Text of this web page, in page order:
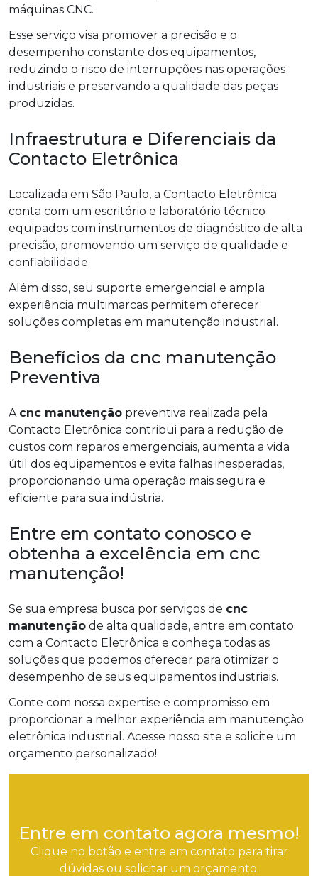
máquinas CNC.
Esse serviço visa promover a precisão e o
desempenho constante dos equipamentos,
reduzindo o risco de interrupções nas operações
industriais e preservando a qualidade das peças
produzidas.
Infraestrutura e Diferenciais da
Contacto Eletrônica
Localizada em São Paulo, a Contacto Eletrônica
conta com um escritório e laboratório técnico
equipados com instrumentos de diagnóstico de alta
precisão, promovendo um serviço de qualidade e
confiabilidade.
Além disso, seu suporte emergencial e ampla
experiência multimarcas permitem oferecer
soluções completas em manutenção industrial.
Benefícios da cnc manutenção
Preventiva
A cnc manutenção preventiva realizada pela
Contacto Eletrônica contribui para a redução de
custos com reparos emergenciais, aumenta a vida
útil dos equipamentos e evita falhas inesperadas,
proporcionando uma operação mais segura e
eficiente para sua indústria.
Entre em contato conosco e
obtenha a excelência em cnc
manutenção!
Se sua empresa busca por serviços de cnc
manutenção de alta qualidade, entre em contato
com a Contacto Eletrônica e conheça todas as
soluções que podemos oferecer para otimizar o
desempenho de seus equipamentos industriais.
Conte com nossa expertise e compromisso em
proporcionar a melhor experiência em manutenção
eletrônica industrial. Acesse nosso site e solicite um
orçamento personalizado!
Entre em contato agora mesmo!
Clique no botão e entre em contato para tirar
dúvidas ou solicitar um orçamento.